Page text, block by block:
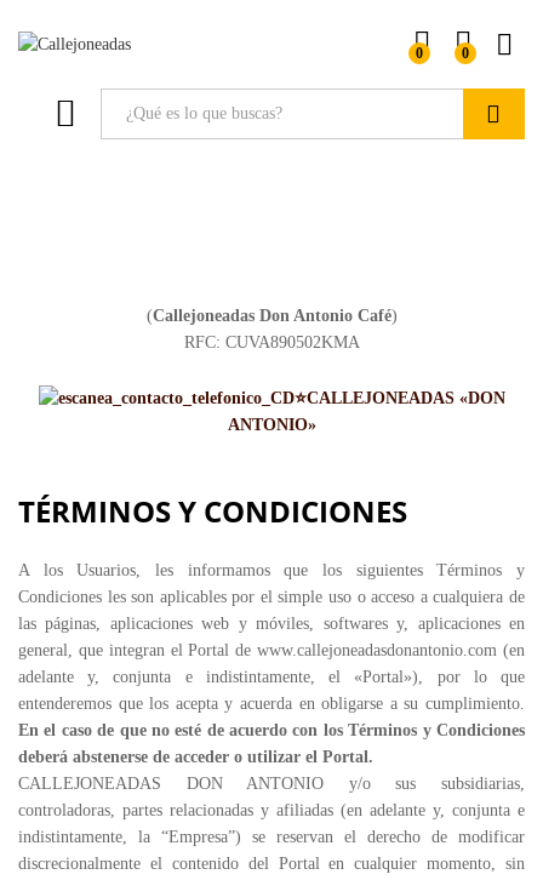
0 0
(Callejoneadas Don Antonio Café)
RFC: CUVA890502KMA
CALLEJONEADAS «DON
ANTONIO»
TÉRMINOS Y CONDICIONES
A los Usuarios, les informamos que los siguientes Términos y
Condiciones les son aplicables por el simple uso o acceso a cualquiera de
las páginas, aplicaciones web y móviles, softwares y, aplicaciones en
general, que integran el Portal de www.callejoneadasdonantonio.com (en
adelante y, conjunta e indistintamente, el «Portal»), por lo que
entenderemos que los acepta y acuerda en obligarse a su cumplimiento.
En el caso de que no esté de acuerdo con los Términos y Condiciones
deberá abstenerse de acceder o utilizar el Portal.
CALLEJONEADAS DON ANTONIO y/o sus subsidiarias,
controladoras, partes relacionadas y afiliadas (en adelante y, conjunta e
indistintamente, la “Empresa”) se reservan el derecho de modificar
discrecionalmente el contenido del Portal en cualquier momento, sin